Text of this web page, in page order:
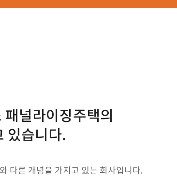
널라이징주택의
있습니다.
다른 개념을 가지고 있는 회사입니다.